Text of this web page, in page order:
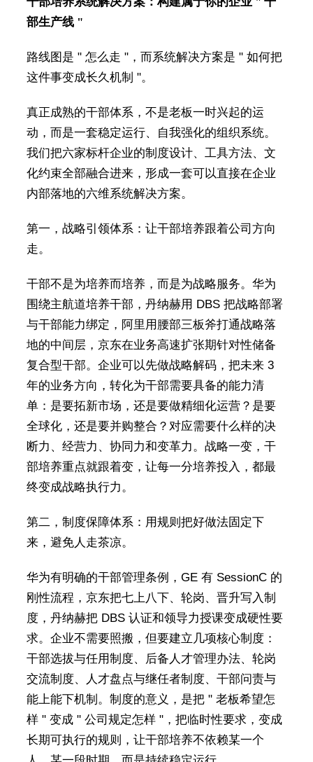
部生产线 "
路线图是 " 怎么走 "，而系统解决方案是 " 如何把
这件事变成长久机制 "。
真正成熟的干部体系，不是老板一时兴起的运
动，而是一套稳定运行、自我强化的组织系统。
我们把六家标杆企业的制度设计、工具方法、文
化约束全部融合进来，形成一套可以直接在企业
内部落地的六维系统解决方案。
第一，战略引领体系：让干部培养跟着公司方向
走。
干部不是为培养而培养，而是为战略服务。华为
围绕主航道培养干部，丹纳赫用 DBS 把战略部署
与干部能力绑定，阿里用腰部三板斧打通战略落
地的中间层，京东在业务高速扩张期针对性储备
复合型干部。企业可以先做战略解码，把未来 3
年的业务方向，转化为干部需要具备的能力清
单：是要拓新市场，还是要做精细化运营？是要
全球化，还是要并购整合？对应需要什么样的决
断力、经营力、协同力和变革力。战略一变，干
部培养重点就跟着变，让每一分培养投入，都最
终变成战略执行力。
第二，制度保障体系：用规则把好做法固定下
来，避免人走茶凉。
华为有明确的干部管理条例，GE 有 SessionC 的
刚性流程，京东把七上八下、轮岗、晋升写入制
度，丹纳赫把 DBS 认证和领导力授课变成硬性要
求。企业不需要照搬，但要建立几项核心制度：
干部选拔与任用制度、后备人才管理办法、轮岗
交流制度、人才盘点与继任者制度、干部问责与
能上能下机制。制度的意义，是把 " 老板希望怎
样 " 变成 " 公司规定怎样 "，把临时性要求，变成
长期可执行的规则，让干部培养不依赖某一个